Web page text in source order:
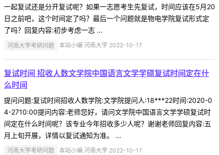
一起复试还是分开复试呢？如果一志愿考生先复试，时间应该在5月20
日之前吧，这个时间定了吗？最后一个问题就是物电学院复试形式定
了吗？回复内容:初步考虑一志 ...
河南大学考研问题 本站小编 河南大学 2022-10-17
复试时间 招收人数文学院中国语言文学学硕复试时间定在什
么时间
提问问题:复试时间招收人数学院:文学院提问人:18***22时间:2020-0
4-2710:00提问内容:老师您好，请问文学院中国语言文学学硕复试时
间定在什么时间呢？该专业今年招收多少人呢？谢谢老师回复内容:五
月上旬开展，详情以复试通知为准。 ...
河南大学考研问题 本站小编 河南大学 2022-10-17